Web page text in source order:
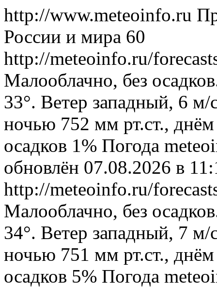
http://www.meteoinfo.ru
России и мира 60
http://meteoinfo.ru/
Малооблачно, без
33°. Ветер западный, 6
ночью 752 мм рт.ст.,
осадков 1% Погода
обновлён 07.08.2026 в
http://meteoinfo.ru/
Малооблачно, без
34°. Ветер западный, 7
ночью 751 мм рт.ст.,
осадков 5% Погода